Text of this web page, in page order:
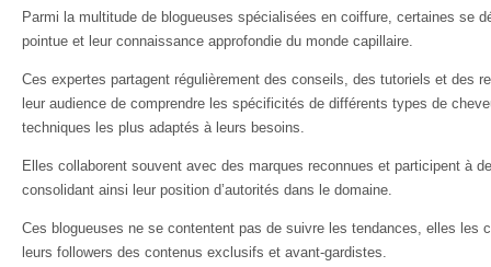
Parmi la multitude de blogueuses spécialisées en coiffure, certaines se
pointue et leur connaissance approfondie du monde capillaire.
Ces expertes partagent régulièrement des conseils, des tutoriels et des
leur audience de comprendre les spécificités de différents types de
techniques les plus adaptés à leurs besoins.
Elles collaborent souvent avec des marques reconnues et participent à
consolidant ainsi leur position d’autorités dans le domaine.
Ces blogueuses ne se contentent pas de suivre les tendances, elles les
leurs followers des contenus exclusifs et avant-gardistes.